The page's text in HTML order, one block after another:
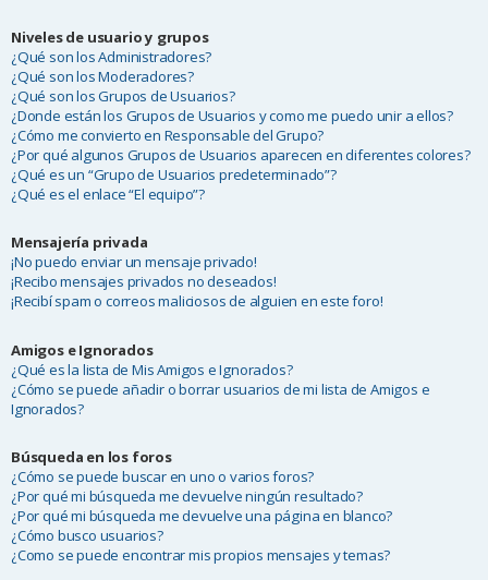
Niveles de usuario y grupos
¿Qué son los Administradores?
¿Qué son los Moderadores?
¿Qué son los Grupos de Usuarios?
¿Donde están los Grupos de Usuarios y como me puedo unir a ellos?
¿Cómo me convierto en Responsable del Grupo?
¿Por qué algunos Grupos de Usuarios aparecen en diferentes colores?
¿Qué es un “Grupo de Usuarios predeterminado”?
¿Qué es el enlace “El equipo”?
Mensajería privada
¡No puedo enviar un mensaje privado!
¡Recibo mensajes privados no deseados!
¡Recibí spam o correos maliciosos de alguien en este foro!
Amigos e Ignorados
¿Qué es la lista de Mis Amigos e Ignorados?
¿Cómo se puede añadir o borrar usuarios de mi lista de Amigos e
Ignorados?
Búsqueda en los foros
¿Cómo se puede buscar en uno o varios foros?
¿Por qué mi búsqueda me devuelve ningún resultado?
¿Por qué mi búsqueda me devuelve una página en blanco?
¿Cómo busco usuarios?
¿Como se puede encontrar mis propios mensajes y temas?